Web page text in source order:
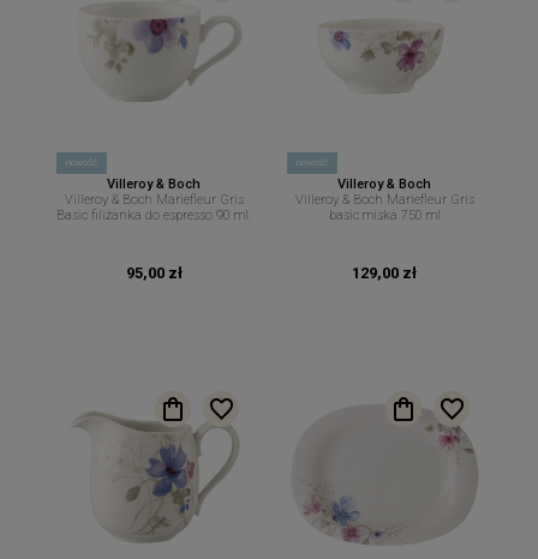
nowość
Villeroy & Boch
Villeroy & Boch Mariefleur Gris
Basic filiżanka do espresso 90 ml.
95,00 zł
nowość
Villeroy & Boch
Villeroy & Boch Mariefleur Gris
basic miska 750 ml
129,00 zł